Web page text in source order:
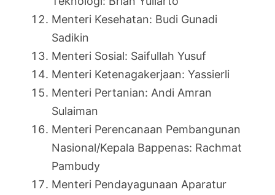
Menteri Kesehatan: Budi Gunadi
Sadikin
Menteri Sosial: Saifullah Yusuf
Menteri Ketenagakerjaan: Yassierli
Menteri Pertanian: Andi Amran
Sulaiman
Menteri Perencanaan Pembangunan
Nasional/Kepala Bappenas: Rachmat
Pambudy
Menteri Pendayagunaan Aparatur